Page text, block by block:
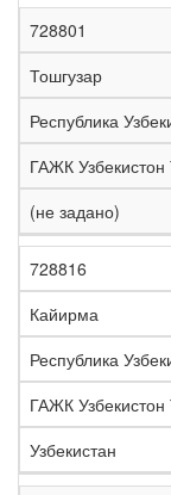
728801
Тошгузар
Республика
ГАЖК
(не задано)
728816
Кайирма
Республика
ГАЖК
Узбекистан